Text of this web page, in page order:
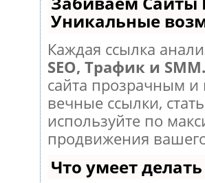
Уникальные
Каждая ссылка
SEO, Трафик и SMM.
сайта прозрачным
вечные ссылки,
используйте по
продвижения
Что умеет